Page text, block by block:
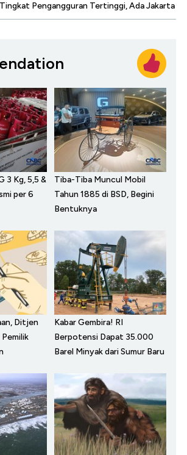
Pengangguran Tertinggi, Ada Jakarta
3 Kg, 5,5 &
per 6
Tiba-Tiba Muncul Mobil
Tahun 1885 di BSD, Begini
Bentuknya
Ditjen
Pemilik
Kabar Gembira! RI
Berpotensi Dapat 35.000
Barel Minyak dari Sumur Baru